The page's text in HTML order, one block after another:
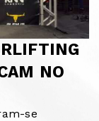
NO
se